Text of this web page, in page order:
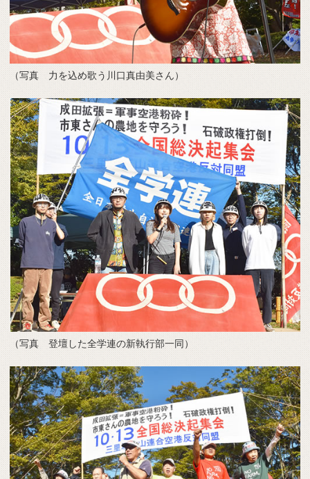
（写真 力を込め歌う川口真由美さん）
（写真 登壇した全学連の新執行部一同）